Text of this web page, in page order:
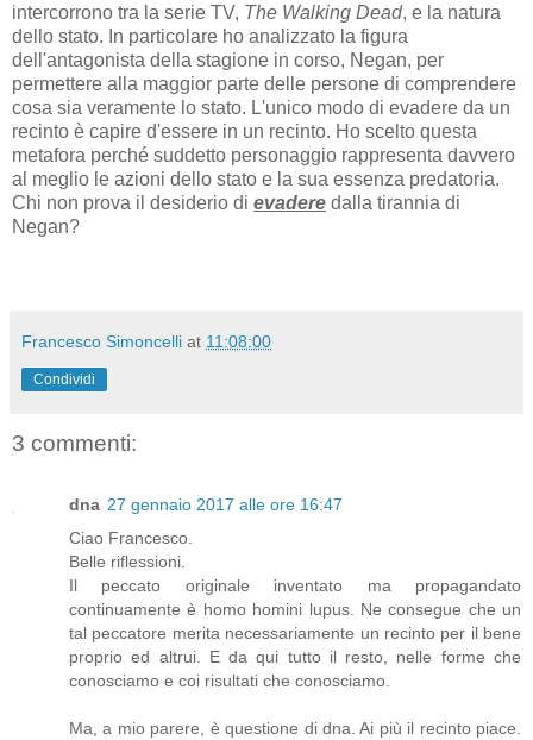
intercorrono tra la serie TV, The Walking Dead, e la natura
dello stato. In particolare ho analizzato la figura
dell'antagonista della stagione in corso, Negan, per
permettere alla maggior parte delle persone di comprendere
cosa sia veramente lo stato. L'unico modo di evadere da un
recinto è capire d'essere in un recinto. Ho scelto questa
metafora perché suddetto personaggio rappresenta davvero
al meglio le azioni dello stato e la sua essenza predatoria.
Chi non prova il desiderio di evadere dalla tirannia di
Negan?
Francesco Simoncelli at 11:08:00
Condividi
3 commenti:
dna 27 gennaio 2017 alle ore 16:47
Ciao Francesco.
Belle riflessioni.
Il peccato originale inventato ma propagandato
continuamente è homo homini lupus. Ne consegue che un
tal peccatore merita necessariamente un recinto per il bene
proprio ed altrui. E da qui tutto il resto, nelle forme che
conosciamo e coi risultati che conosciamo.
Ma, a mio parere, è questione di dna. Ai più il recinto piace.